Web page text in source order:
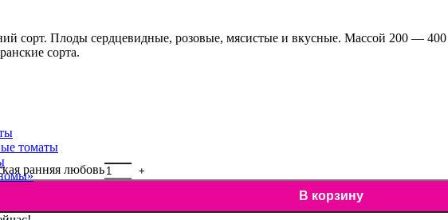
томаты
сорт. Плоды сердцевидные, розовые, мясистые и вкусные. Массой 200 —
сорта.
ранняя любовь
В корзину